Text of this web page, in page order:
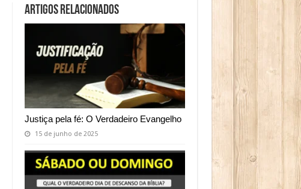
Artigos relacionados
Justiça pela fé: O Verdadeiro Evangelho
15 de junho de 2025